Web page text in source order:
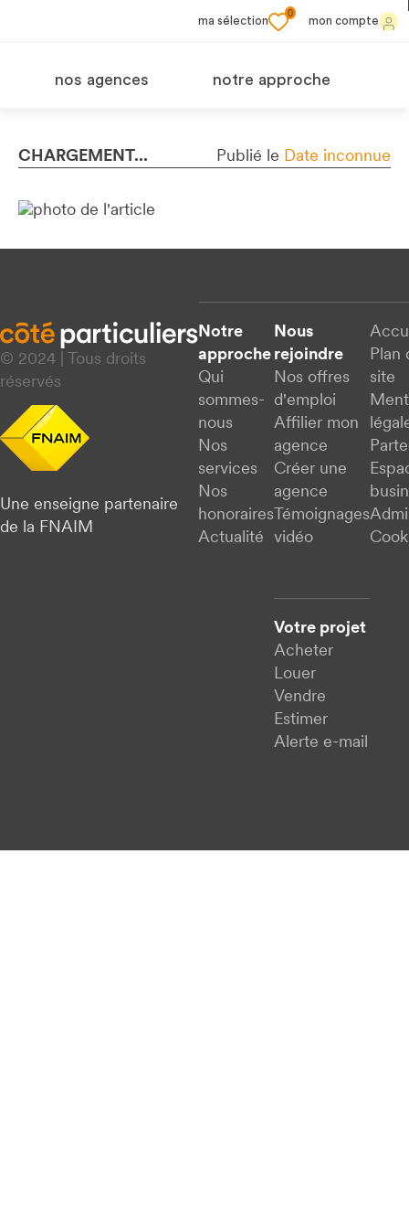
ma sélection
0
mon compte
nos agences notre approche
CHARGEMENT... Publié le Date inconnue
© 2024 | Tous droits
réservés
Une enseigne partenaire
de la FNAIM
Notre
approche
Qui
sommes-
nous
Nos
services
Nos
honoraires
Actualité
Nous
rejoindre
Nos offres
d'emploi
Affilier mon
agence
Créer une
agence
Témoignages
vidéo
Votre projet
Acheter
Louer
Vendre
Estimer
Alerte e-mail
Plan
site